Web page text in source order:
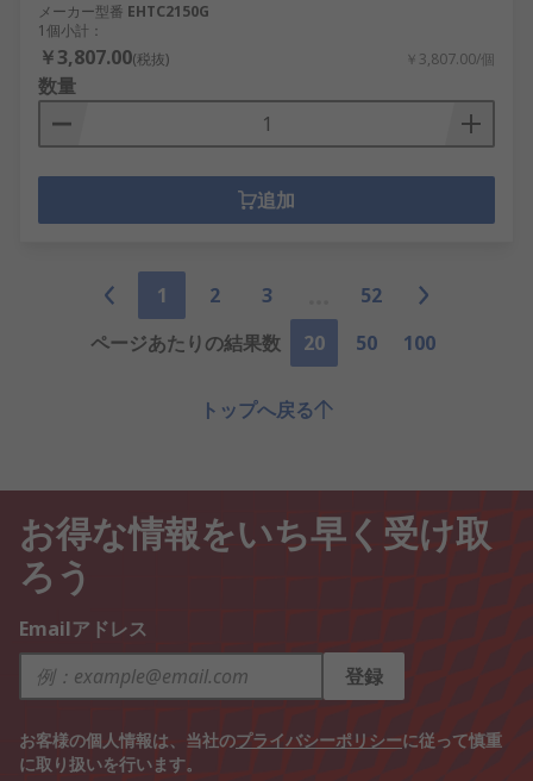
メーカー型番 EHTC2150G
1個小計：
￥3,807.00(税抜) ￥3,807.00/個
数量
追加
1 2 3
52
ページあたりの結果数
20 50 100
トップへ戻る
お得な情報をいち早く受け取
ろう
Emailアドレス
登録
お客様の個人情報は、当社のプライバシーポリシーに従って慎重
に取り扱いを行います。